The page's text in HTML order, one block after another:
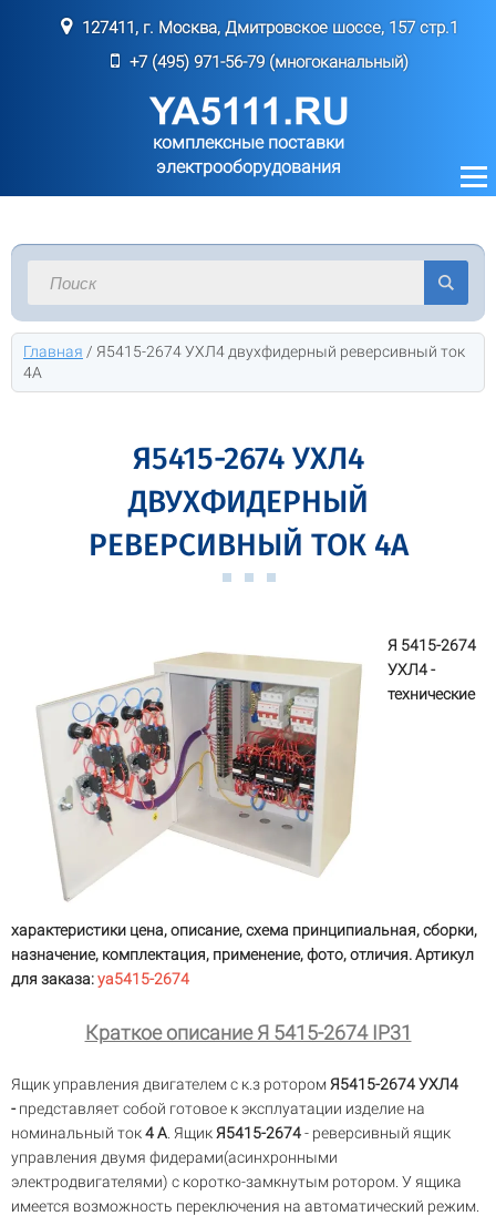
127411, г. Москва, Дмитровское шоссе, 157 стр.1
+7 (495) 971-56-79 (многоканальный)
комплексные поставки
электрооборудования
Главная / Я5415-2674 УХЛ4 двухфидерный реверсивный ток
4А
Я5415-2674 УХЛ4
ДВУХФИДЕРНЫЙ
РЕВЕРСИВНЫЙ ТОК 4А
Я 5415-2674
УХЛ4 -
технические
характеристики цена, описание, схема принципиальная, сборки,
назначение, комплектация, применение, фото, отличия. Артикул
для заказа:ya5415-2674
Краткое описание Я 5415-2674 IP31
Ящик управления двигателем с к.з ротором Я5415-2674 УХЛ4
-представляет собой готовое к эксплуатации изделие на
номинальный ток4 А . Ящик Я5415-2674- реверсивный ящик
управления двумя фидерами(асинхронными
электродвигателями) с коротко-замкнутым ротором. У ящика
имеется возможность переключения на автоматический режим.